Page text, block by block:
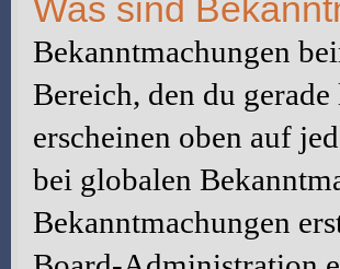
Was sind
Bekanntmachungen
Bereich, den du
erscheinen oben auf
bei globalen
Bekanntmachungen